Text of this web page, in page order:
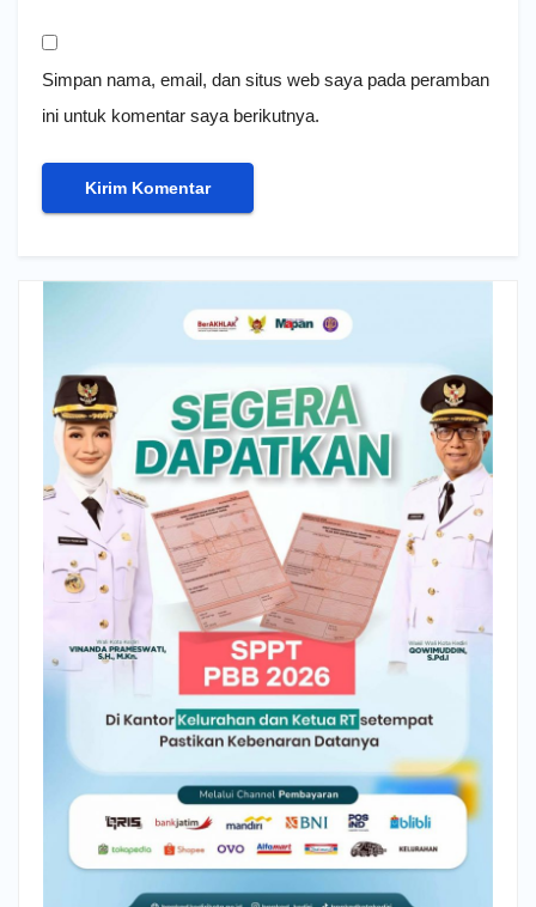
Simpan nama, email, dan situs web saya pada peramban
ini untuk komentar saya berikutnya.